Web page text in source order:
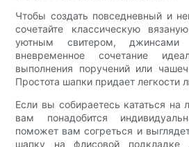
Чтобы создать повседневный и
сочетайте классическую
уютным свитером,
вневременное сочетание
выполнения поручений или
Простота шапки придает легкости
Если вы собираетесь кататься
вам понадобится
поможет вам согреться и
шапку на флисовой подкладке